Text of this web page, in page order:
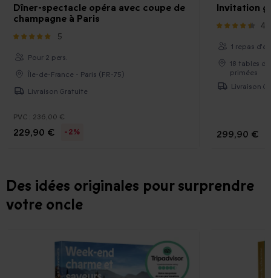
Dîner-spectacle opéra avec coupe de
champagne à Paris
5
Pour 2 pers.
Île-de-France - Paris (FR-75)
Livraison Gratuite
PVC : 236,00 €
229,90 € -2%
Invitation
1 repas
18 tables
primées
Livraison
299,90 €
Des idées originales pour surprendre
votre oncle